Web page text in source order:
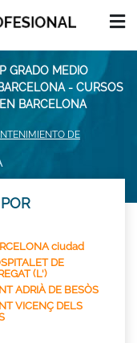
GRADO MEDIO
- CURSOS
BARCELONA
DE
ciudad
DE
(L')
ADRIÀ DE BESÒS
VICENÇ DELS